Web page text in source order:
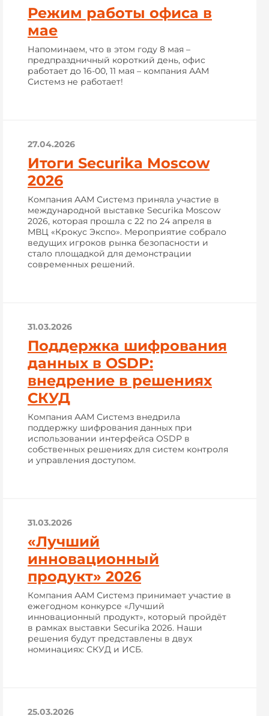
Режим работы офиса в
мае
Напоминаем, что в этом году 8 мая –
предпраздничный короткий день, офис
работает до 16-00, 11 мая – компания ААМ
Системз не работает!
27.04.2026
Итоги Securika Moscow
2026
Компания ААМ Системз приняла участие в
международной выставке Securika Moscow
2026, которая прошла с 22 по 24 апреля в
МВЦ «Крокус Экспо». Мероприятие собрало
ведущих игроков рынка безопасности и
стало площадкой для демонстрации
современных решений.
31.03.2026
Поддержка шифрования
данных в OSDP:
внедрение в решениях
СКУД
Компания ААМ Системз внедрила
поддержку шифрования данных при
использовании интерфейса OSDP в
собственных решениях для систем контроля
и управления доступом.
31.03.2026
«Лучший
инновационный
продукт» 2026
Компания ААМ Системз принимает участие в
ежегодном конкурсе «Лучший
инновационный продукт», который пройдёт
в рамках выставки Securika 2026. Наши
решения будут представлены в двух
номинациях: СКУД и ИСБ.
25.03.2026